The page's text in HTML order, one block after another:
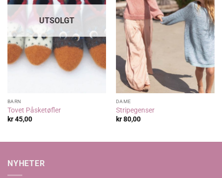
UTSOLGT
BARN
Tovet Påsketøfler
kr45,00
DAME
Stripegenser
kr80,00
NYHETER